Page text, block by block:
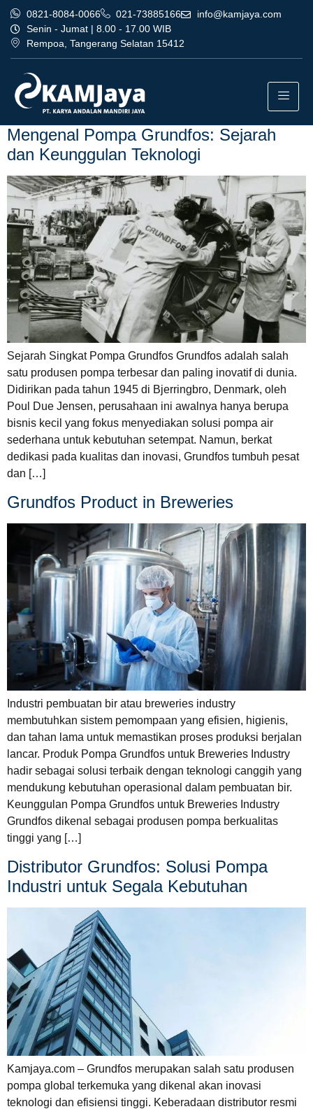
0821-8084-0066 021-73885166
info@kamjaya.com
Senin - Jumat | 8.00 - 17.00 WIB
Rempoa, Tangerang Selatan 15412
Tag:
bandung profesional bekasi
Mengenal Pompa Grundfos: Sejarah
dan Keunggulan Teknologi
Sejarah Singkat Pompa Grundfos Grundfos adalah salah
satu produsen pompa terbesar dan paling inovatif di dunia.
Didirikan pada tahun 1945 di Bjerringbro, Denmark, oleh
Poul Due Jensen, perusahaan ini awalnya hanya berupa
bisnis kecil yang fokus menyediakan solusi pompa air
sederhana untuk kebutuhan setempat. Namun, berkat
dedikasi pada kualitas dan inovasi, Grundfos tumbuh pesat
dan […]
Grundfos Product in Breweries
Industri pembuatan bir atau breweries industry
membutuhkan sistem pemompaan yang efisien, higienis,
dan tahan lama untuk memastikan proses produksi berjalan
lancar. Produk Pompa Grundfos untuk Breweries Industry
hadir sebagai solusi terbaik dengan teknologi canggih yang
mendukung kebutuhan operasional dalam pembuatan bir.
Keunggulan Pompa Grundfos untuk Breweries Industry
Grundfos dikenal sebagai produsen pompa berkualitas
tinggi yang […]
Distributor Grundfos: Solusi Pompa
Industri untuk Segala Kebutuhan
Kamjaya.com – Grundfos merupakan salah satu produsen
pompa global terkemuka yang dikenal akan inovasi
teknologi dan efisiensi tinggi. Keberadaan distributor resmi